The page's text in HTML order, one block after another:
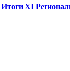
Итоги XI